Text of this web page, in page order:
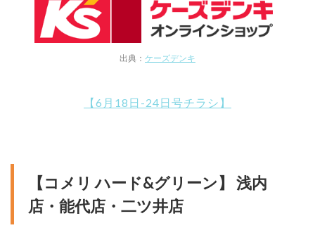
出典： ケーズデンキ
【6月18日-24日号チラシ】
【コメリ ハード&グリーン】 浅内
店・能代店・二ツ井店